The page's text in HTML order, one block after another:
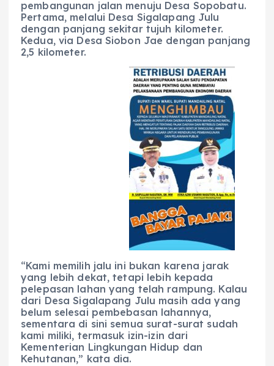
pembangunan jalan menuju Desa Sopobatu.
Pertama, melalui Desa Sigalapang Julu
dengan panjang sekitar tujuh kilometer.
Kedua, via Desa Siobon Jae dengan panjang
2,5 kilometer.
“Kami memilih jalu ini bukan karena jarak
yang lebih dekat, tetapi lebih kepada
pelepasan lahan yang telah rampung. Kalau
dari Desa Sigalapang Julu masih ada yang
belum selesai pembebasan lahannya,
sementara di sini semua surat-surat sudah
kami miliki, termasuk izin-izin dari
Kementerian Lingkungan Hidup dan
Kehutanan,” kata dia.